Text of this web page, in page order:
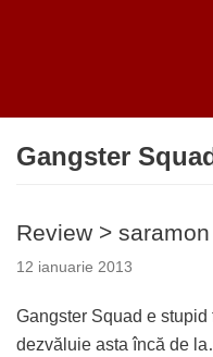
conținut
Gangster
Review >
12 ianuarie 2013
Gangster Squad e
dezvăluie asta încă de